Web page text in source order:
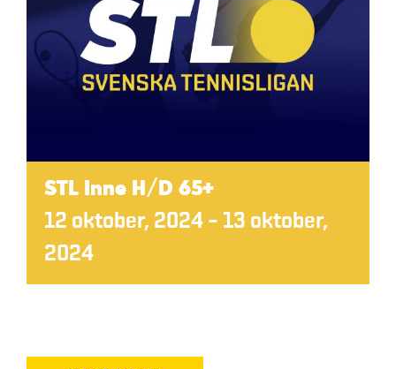
STL Inne H/D 65+
12 oktober, 2024 – 13 oktober,
2024